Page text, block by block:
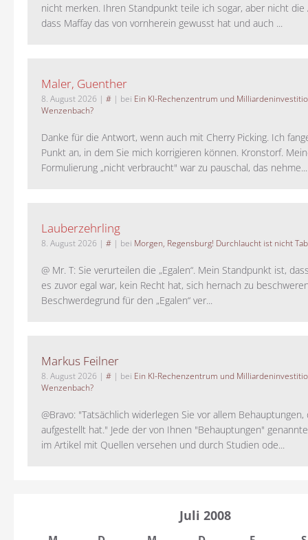
nicht merken. Ihren Standpunkt teile ich sogar, aber nicht die
dass Maffay das von vornherein gewusst hat und auch ...
Maler, Guenther
8. August 2026 | # | bei Ein KI-Rechenzentrum und
Wenzenbach?
Danke für die Antwort, wenn auch mit Cherry Picking. Ich
Punkt an, in dem Sie mich korrigieren können. Kronstorf.
Formulierung „nicht verbraucht" war zu pauschal, das nehme...
Lauberzehrling
8. August 2026 | # | bei Morgen, Regensburg! Durchlaucht ist nicht
@ Mr. T: Sie verurteilen die „Egalen“. Mein Standpunkt ist,
es zuvor egal war, kein Recht hat, sich hernach zu
Beschwerdegrund für den „Egalen“ ver...
Markus Feilner
8. August 2026 | # | bei Ein KI-Rechenzentrum und
Wenzenbach?
@Bravo: "Tatsächlich widerlegen Sie vor allem
aufgestellt hat." Jede der von Ihnen "Behauptungen"
im Artikel mit Quellen versehen und durch Studien ode...
Juli 2008